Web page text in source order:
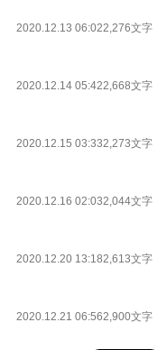
2020.12.13 06:022,276文字
2020.12.14 05:422,668文字
2020.12.15 03:332,273文字
2020.12.16 02:032,044文字
2020.12.20 13:182,613文字
2020.12.21 06:562,900文字